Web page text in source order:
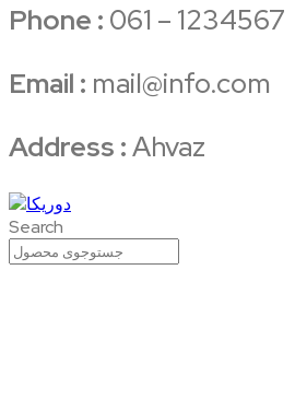
Phone : 061 – 1234567
Email : mail@info.com
Address :Ahvaz
Search